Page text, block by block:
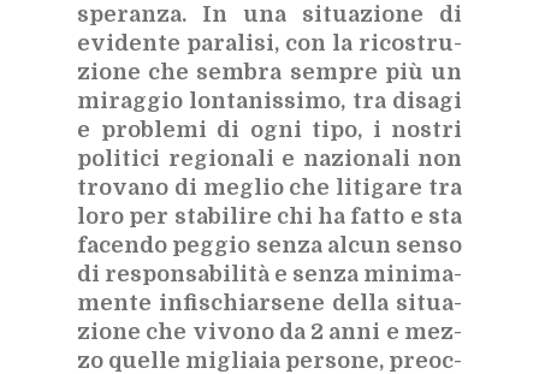
spe­ran­za. In una si­tua­zio­ne di
evi­den­te pa­ra­li­si, con la ri­co­stru­
zio­ne che sem­bra sem­pre più un
mi­rag­gio lon­ta­nis­si­mo, tra di­sa­gi
e pro­ble­mi di ogni tipo, i no­stri
po­li­ti­ci re­gio­na­li e na­zio­na­li non
tro­va­no di me­glio che li­ti­ga­re tra
loro per sta­bi­li­re chi ha fat­to e sta
fa­cen­do peg­gio sen­za al­cun sen­so
di re­spon­sa­bi­li­tà e sen­za mi­ni­ma­
men­te in­fi­schiar­se­ne del­la si­tua­
zio­ne che vi­vo­no da 2 anni e mez­
zo quel­le mi­glia­ia per­so­ne, pre­oc­